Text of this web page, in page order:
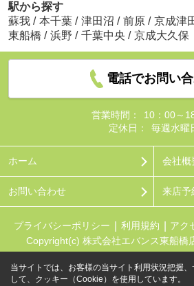
駅から探す
蘇我 / 本千葉 / 津田沼 / 前原 / 京成津
東船橋 / 浜野 / 千葉中央 / 京成大久保
電話でお問い
営業時間：
10：00～
定休日：
毎週水曜
ホーム 会社概
お問い合わせ 来店予
プライバシーポリシー 利用規約 アク
Copyright(c) 株式会社エバンス東船橋
当サイトでは、お客様の当サイト利用状況把握
して、クッキー（Cookie）を使用しています。